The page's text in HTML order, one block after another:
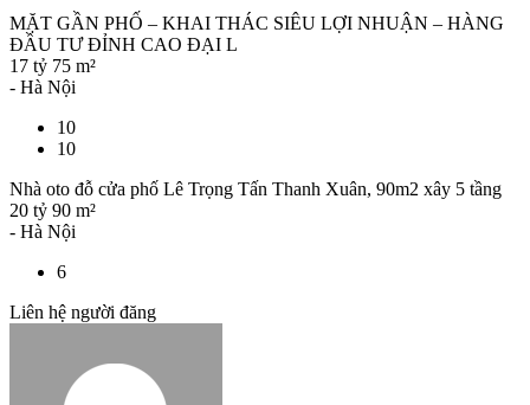
MẶT GẦN PHỐ – KHAI THÁC SIÊU LỢI NHUẬN – HÀNG
ĐẦU TƯ ĐỈNH CAO ĐẠI L
17 tỷ 75 m²
- Hà Nội
10
10
Nhà oto đỗ cửa phố Lê Trọng Tấn Thanh Xuân, 90m2 xây 5 tầng
20 tỷ 90 m²
- Hà Nội
6
Liên hệ người đăng